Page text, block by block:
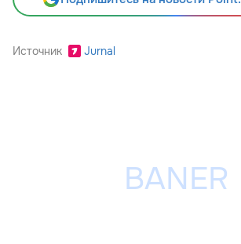
Источник Jurnal